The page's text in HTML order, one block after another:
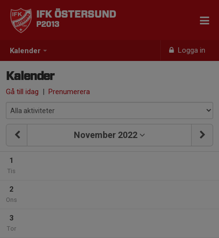
Kalender Logga in
IFK ÖSTERSUND
P2013
Kalender
Gå till idag | Prenumerera
November 2022
1
Tis
2
Ons
3
Tor